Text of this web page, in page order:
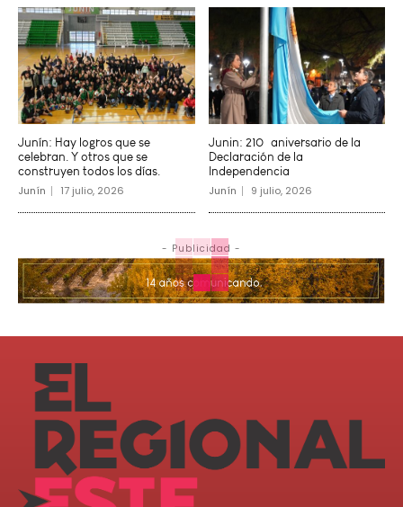
Junín: Hay logros que se
celebran. Y otros que se
construyen todos los días.
Junín 17 julio, 2026
Junin: 210º aniversario de la
Declaración de la
Independencia
Junín 9 julio, 2026
- Publicidad -